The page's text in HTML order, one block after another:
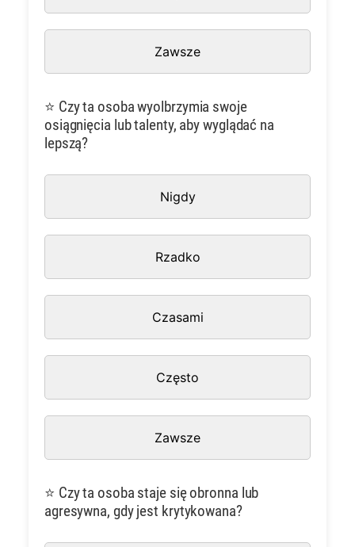
Zawsze
⭐ Czy ta osoba wyolbrzymia swoje
osiągnięcia lub talenty, aby wyglądać na
lepszą?
Nigdy
Rzadko
Czasami
Często
Zawsze
⭐ Czy ta osoba staje się obronna lub
agresywna, gdy jest krytykowana?